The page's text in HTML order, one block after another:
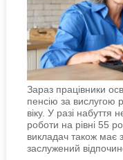
Зараз працівники
пенсію за вислугою
віку. У разі набуття
роботи на рівні 55
викладач також має
заслужений